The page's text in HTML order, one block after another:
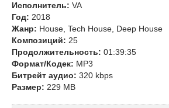
Исполнитель: VA
Год: 2018
Жанр: House, Tech House, Deep House
Композиций: 25
Продолжительность: 01:39:35
Формат/Кодек: MP3
Битрейт аудио: 320 kbps
Размер: 229 MB